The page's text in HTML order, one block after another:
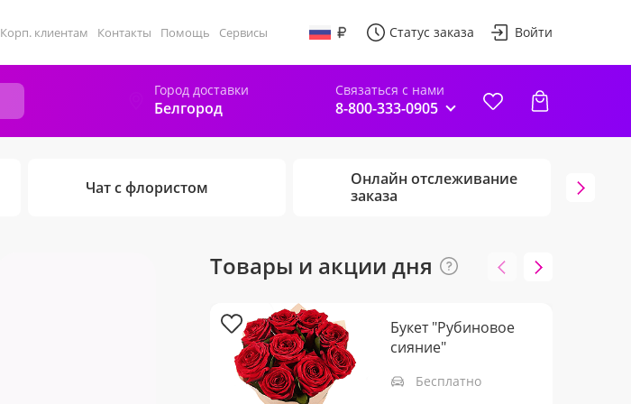
Корп. клиентам Контакты Помощь Сервисы Статус заказа Войти
Город доставки
Белгород
Связаться с нами
8-800-333-0905
Чат с флористом
Онлайн отслеживание
заказа
Товары и акции дня
Букет "Рубиновое
сияние"
Бесплатно